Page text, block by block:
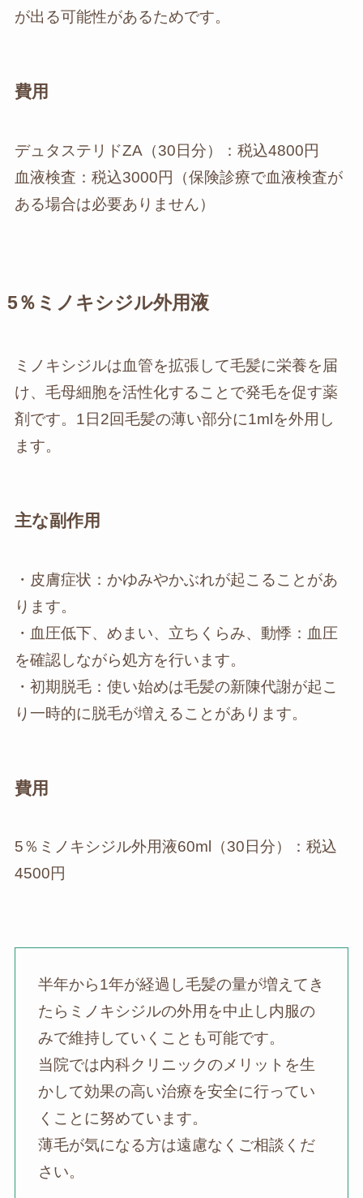
が出る可能性があるためです。
費用
デュタステリドZA（30日分）：税込4800円
血液検査：税込3000円（保険診療で血液検査が
ある場合は必要ありません）
5％ミノキシジル外用液
ミノキシジルは血管を拡張して毛髪に栄養を届
け、毛母細胞を活性化することで発毛を促す薬
剤です。1日2回毛髪の薄い部分に1mlを外用し
ます。
主な副作用
・皮膚症状：かゆみやかぶれが起こることがあ
ります。
・血圧低下、めまい、立ちくらみ、動悸：血圧
を確認しながら処方を行います。
・初期脱毛：使い始めは毛髪の新陳代謝が起こ
り一時的に脱毛が増えることがあります。
費用
5％ミノキシジル外用液60ml（30日分）：税込
4500円
半年から1年が経過し毛髪の量が増えてき
たらミノキシジルの外用を中止し内服の
みで維持していくことも可能です。
当院では内科クリニックのメリットを生
かして効果の高い治療を安全に行ってい
くことに努めています。
薄毛が気になる方は遠慮なくご相談くだ
さい。